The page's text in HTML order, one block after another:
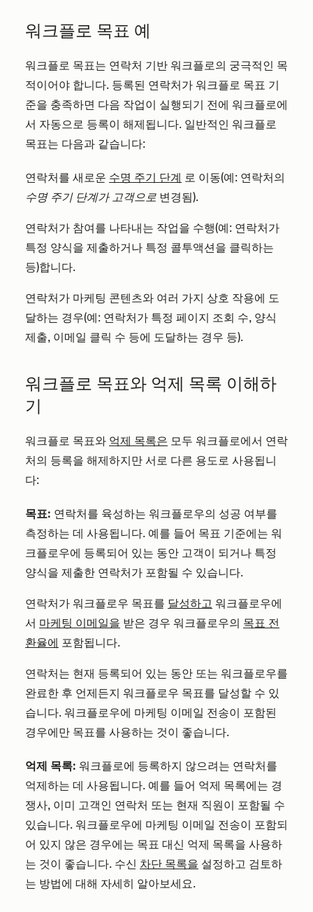
워크플로 목표 예
워크플로 목표는 연락처 기반 워크플로의 궁극적인 목
적이어야 합니다. 등록된 연락처가 워크플로 목표 기
준을 충족하면 다음 작업이 실행되기 전에 워크플로에
서 자동으로 등록이 해제됩니다. 일반적인 워크플로
목표는 다음과 같습니다:
연락처를 새로운 수명 주기 단계 로 이동(예: 연락처의
수명 주기 단계가 고객으로 변경됨).
연락처가 참여를 나타내는 작업을 수행(예: 연락처가
특정 양식을 제출하거나 특정 콜투액션을 클릭하는
등)합니다.
연락처가 마케팅 콘텐츠와 여러 가지 상호 작용에 도
달하는 경우(예: 연락처가 특정 페이지 조회 수, 양식
제출, 이메일 클릭 수 등에 도달하는 경우 등).
워크플로 목표와 억제 목록 이해하
기
워크플로 목표와 억제 목록은 모두 워크플로에서 연락
처의 등록을 해제하지만 서로 다른 용도로 사용됩니
다:
목표: 연락처를 육성하는 워크플로우의 성공 여부를
측정하는 데 사용됩니다. 예를 들어 목표 기준에는 워
크플로우에 등록되어 있는 동안 고객이 되거나 특정
양식을 제출한 연락처가 포함될 수 있습니다.
연락처가 워크플로우 목표를 달성하고 워크플로우에
서 마케팅 이메일을 받은 경우 워크플로우의 목표 전
환율에 포함됩니다.
연락처는 현재 등록되어 있는 동안 또는 워크플로우를
완료한 후 언제든지 워크플로우 목표를 달성할 수 있
습니다. 워크플로우에 마케팅 이메일 전송이 포함된
경우에만 목표를 사용하는 것이 좋습니다.
억제 목록: 워크플로에 등록하지 않으려는 연락처를
억제하는 데 사용됩니다. 예를 들어 억제 목록에는 경
쟁사, 이미 고객인 연락처 또는 현재 직원이 포함될 수
있습니다. 워크플로우에 마케팅 이메일 전송이 포함되
어 있지 않은 경우에는 목표 대신 억제 목록을 사용하
는 것이 좋습니다. 수신 차단 목록을 설정하고 검토하
는 방법에 대해 자세히 알아보세요.